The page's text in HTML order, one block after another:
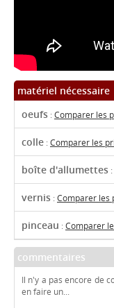
matériel nécessaire
oeufs :Comparer les
colle :Comparer les
boîte d'allumettes :
vernis :Comparer les
pinceau :Comparer
commentaires
Il n'y a pas encore de
en faire un...